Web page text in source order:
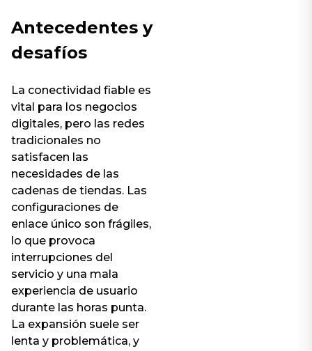
Antecedentes y
desafíos
La conectividad fiable es
vital para los negocios
digitales, pero las redes
tradicionales no
satisfacen las
necesidades de las
cadenas de tiendas. Las
configuraciones de
enlace único son frágiles,
lo que provoca
interrupciones del
servicio y una mala
experiencia de usuario
durante las horas punta.
La expansión suele ser
lenta y problemática, y